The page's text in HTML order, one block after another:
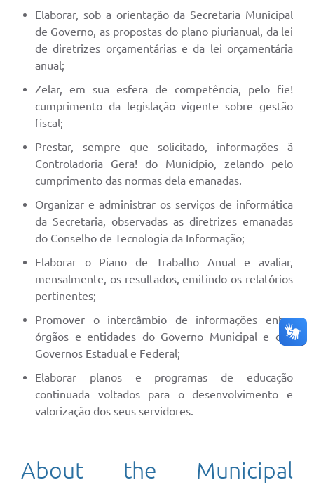
Elaborar, sob a orientação da Secretaria Municipal
de Governo, as propostas do plano piurianual, da lei
de diretrizes orçamentárias e da lei orçamentária
anual;
Zelar, em sua esfera de competência, pelo fie!
cumprimento da legislação vigente sobre gestão
fiscal;
Prestar, sempre que solicitado, informações ã
Controladoria Gera! do Município, zelando pelo
cumprimento das normas dela emanadas.
Organizar e administrar os serviços de informática
da Secretaria, observadas as diretrizes emanadas
do Conselho de Tecnologia da Informação;
Elaborar o Piano de Trabalho Anual e avaliar,
mensalmente, os resultados, emitindo os relatórios
pertinentes;
Promover o intercâmbio de informações entre
órgãos e entidades do Governo Municipal e dos
Governos Estadual e Federal;
Elaborar planos e programas de educação
continuada voltados para o desenvolvimento e
valorização dos seus servidores.
About the Municipal